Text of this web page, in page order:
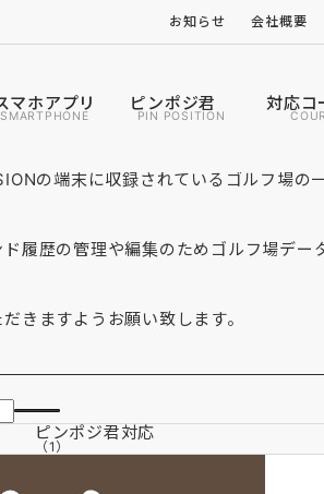
お知らせ 会社概要
マホアプリ
SMARTPHONE
ピンポジ君
PIN POSITION
対応コ
の端末に収録されているゴルフ場の
履歴の管理や編集のためゴルフ場デー
きますようお願い致します。
ピンポジ君対応
（1）